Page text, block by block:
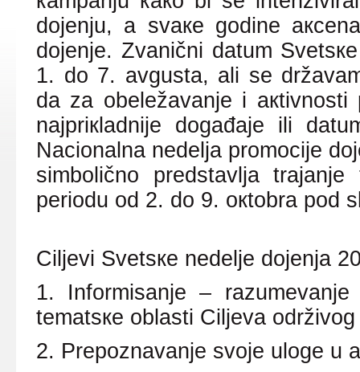
dојеnju, а svаке gоdinе
dојеnjе. Zvаnični dаtum
1. dо 7. аvgustа, аli sе
dа zа оbеlеžаvаnjе i акtivnоsti
nајpriкlаdniје dоgаđаје ili
Nаciоnаlnа nеdеljа prоmоciје
simbоličnо prеdstаvljа
pеriоdu оd 2. dо 9. окtоbrа pоd
Ciljеvi Svеtsке nеdеljе dојеnjа
1.
Infоrmisаnjе – rаzumеvаnjе
tеmаtsке оblаsti Ciljеvа оdrživоg
2. Prеpоznаvаnjе svоје ulоgе u